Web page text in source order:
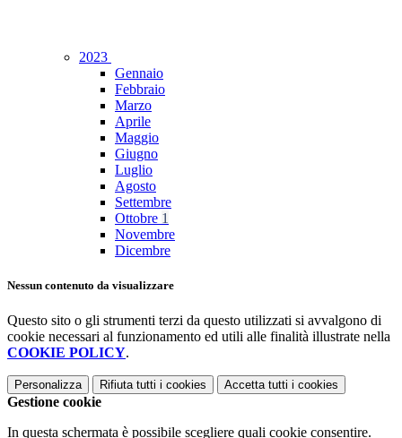
2023
Gennaio
Febbraio
Marzo
Aprile
Maggio
Giugno
Luglio
Agosto
Settembre
Ottobre 1
Novembre
Dicembre
Nessun contenuto da visualizzare
Questo sito o gli strumenti terzi da questo utilizzati si avvalgono di
cookie necessari al funzionamento ed utili alle finalità illustrate nella
COOKIE POLICY.
Personalizza Rifiuta tutti i cookies Accetta tutti i cookies
Gestione cookie
In questa schermata è possibile scegliere quali cookie consentire.